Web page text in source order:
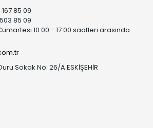
85 09
85 09
10:00 - 17:00 saatleri arasında
Sokak No: 26/A ESKİŞEHİR